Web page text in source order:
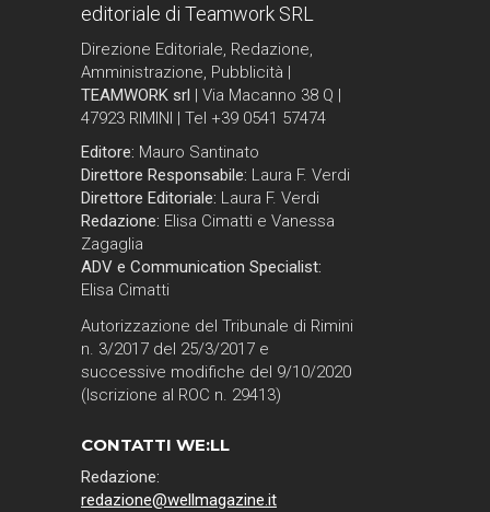
editoriale di Teamwork SRL
Direzione Editoriale, Redazione,
Amministrazione, Pubblicità |
TEAMWORK srl | Via Macanno 38 Q |
47923 RIMINI | Tel +39 0541 57474
Editore: Mauro Santinato
Direttore Responsabile: Laura F. Verdi
Direttore Editoriale: Laura F. Verdi
Redazione: Elisa Cimatti e Vanessa
Zagaglia
ADV e Communication Specialist:
Elisa Cimatti
Autorizzazione del Tribunale di Rimini
n. 3/2017 del 25/3/2017 e
successive modifiche del 9/10/2020
(Iscrizione al ROC n. 29413)
CONTATTI WE:LL
Redazione:
redazione@wellmagazine.it